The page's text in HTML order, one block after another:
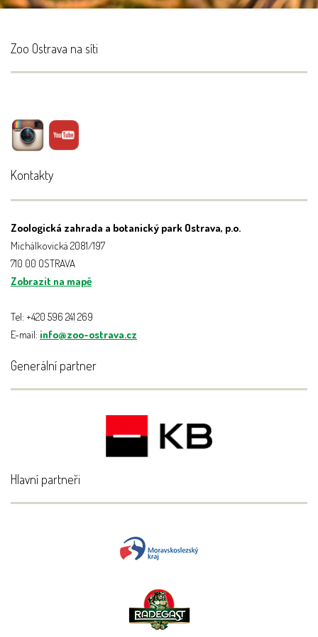
Zoo Ostrava na síti
Kontakty
Zoologická zahrada a botanický park Ostrava, p.o.
Michálkovická 2081/197
710 00 OSTRAVA
Zobrazit na mapě
Tel: +420 596 241 269
E-mail: info@zoo-ostrava.cz
Generální partner
Hlavní partneři